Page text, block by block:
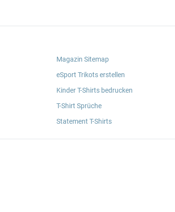
Magazin Sitemap
eSport Trikots erstellen
Kinder T-Shirts bedrucken
T-Shirt Sprüche
Statement T-Shirts